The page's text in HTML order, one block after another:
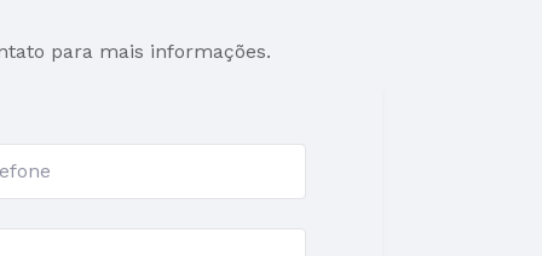
para mais informações.